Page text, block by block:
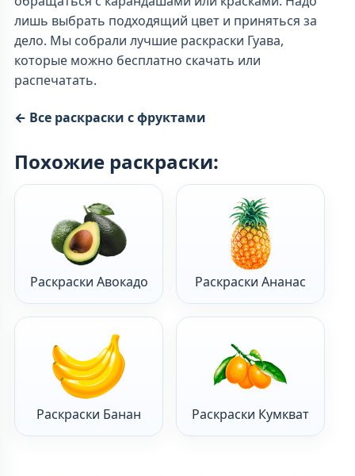
лишь выбрать подходящий цвет и приняться за
дело. Мы собрали лучшие раскраски Гуава,
которые можно бесплатно скачать или
распечатать.
← Все раскраски с фруктами
Похожие раскраски:
Раскраски Авокадо Раскраски Ананас
Раскраски Банан Раскраски Кумкват